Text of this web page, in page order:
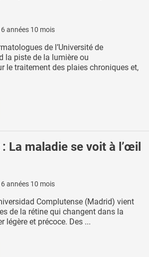
6 années 10 mois
de l’Université de
la piste de la lumière ou
le traitement des plaies chroniques et,
La maladie se voit à l’œil
6 années 10 mois
Complutense (Madrid) vient
de la rétine qui changent dans la
légère et précoce. Des ...